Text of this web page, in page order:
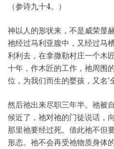
（参诗九十4。）
神以人的形状来，不是威荣显
祂经过马利亚腹中，又经过马
利利去，在拿撒勒村庄一个木
十年，作木匠的工作，祂周围
位，为我们而生的婴孩，又名‘
然后祂出来尽职三年半。祂被
候近了，祂对祂的门徒说话，
那里祂要经过死。借此祂不但
形态。祂不会再受祂物质身体